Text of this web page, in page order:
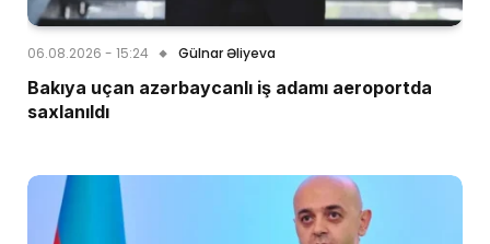
06.08.2026 - 15:24 Gülnar Əliyeva
Bakıya uçan azərbaycanlı iş adamı aeroportda
saxlanıldı